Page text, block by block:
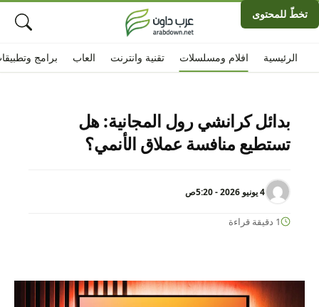
تخطّ للمحتوى
الرئيسية افلام ومسلسلات تقنية وانترنت العاب برامج
بدائل كرانشي رول المجانية: هل
تستطيع منافسة عملاق الأنمي؟
4 يونيو 2026 - 5:20ص
1 دقيقة قراءة